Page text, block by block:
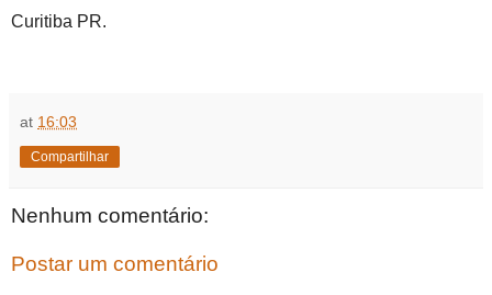
Curitiba PR.
at 16:03
Compartilhar
Nenhum comentário:
Postar um comentário